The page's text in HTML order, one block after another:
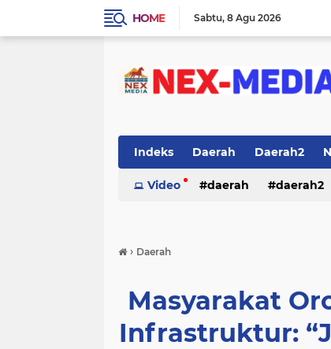
HOME Sabtu 8 Agu 2026
Indeks Daerah Daerah2
Video daerah daerah2
› Daerah
Masyarakat
Infrastruktur: